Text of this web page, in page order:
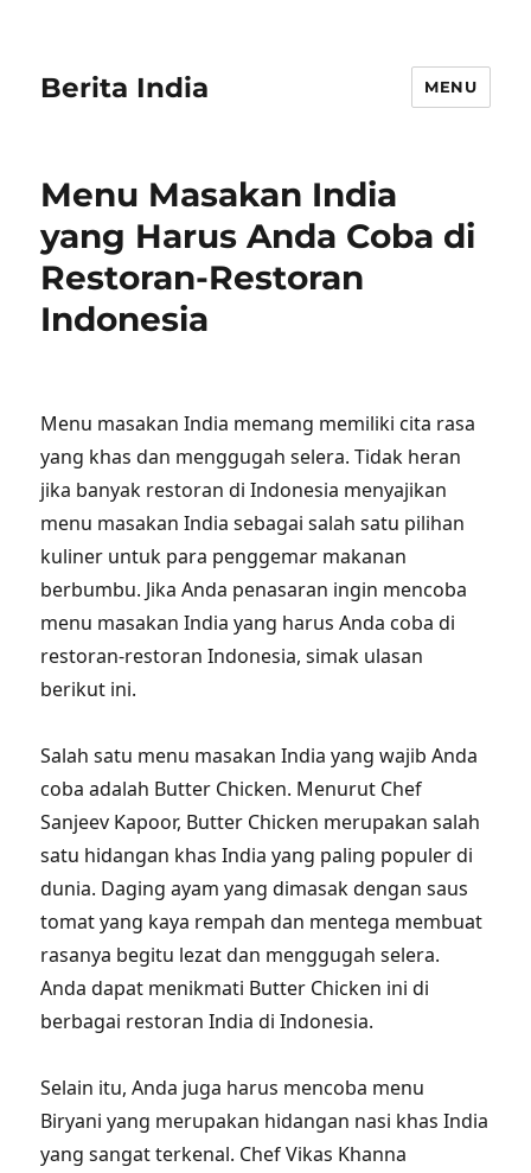
Berita India MENU
Menu Masakan India
yang Harus Anda Coba di
Restoran-Restoran
Indonesia
Menu masakan India memang memiliki cita rasa
yang khas dan menggugah selera. Tidak heran
jika banyak restoran di Indonesia menyajikan
menu masakan India sebagai salah satu pilihan
kuliner untuk para penggemar makanan
berbumbu. Jika Anda penasaran ingin mencoba
menu masakan India yang harus Anda coba di
restoran-restoran Indonesia, simak ulasan
berikut ini.
Salah satu menu masakan India yang wajib Anda
coba adalah Butter Chicken. Menurut Chef
Sanjeev Kapoor, Butter Chicken merupakan salah
satu hidangan khas India yang paling populer di
dunia. Daging ayam yang dimasak dengan saus
tomat yang kaya rempah dan mentega membuat
rasanya begitu lezat dan menggugah selera.
Anda dapat menikmati Butter Chicken ini di
berbagai restoran India di Indonesia.
Selain itu, Anda juga harus mencoba menu
Biryani yang merupakan hidangan nasi khas India
yang sangat terkenal. Chef Vikas Khanna